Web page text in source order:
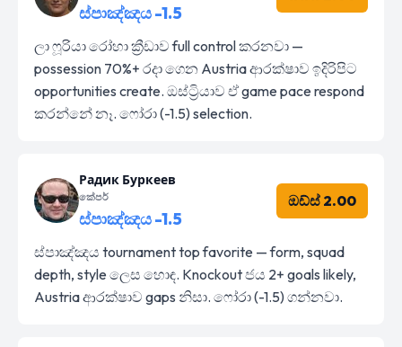
ස්පාඤ්ඤය -1.5
ලා ෆූරියා රෝහා ක්‍රීඩාව full control කරනවා —
possession 70%+ රදා ගෙන Austria ආරක්ෂාව ඉදිරිපිට
opportunities create. ඔස්ට්‍රියාව ඒ game pace respond
කරන්නේ නෑ. ෆෝරා (-1.5) selection.
Радик Буркеев
කේපර්
ස්පාඤ්ඤය -1.5
ඔඩ්ස් 2.00
ස්පාඤ්ඤය tournament top favorite — form, squad
depth, style ලෙස හොඳ. Knockout ජය 2+ goals likely,
Austria ආරක්ෂාව gaps නිසා. ෆෝරා (-1.5) ගන්නවා.